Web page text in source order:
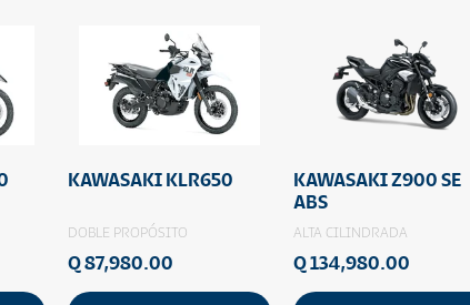
KAWASAKI KLR650
DOBLE PROPÓSITO
Q 87,980.00
KAWASAKI Z900 SE
ABS
ALTA CILINDRADA
Q 134,980.00